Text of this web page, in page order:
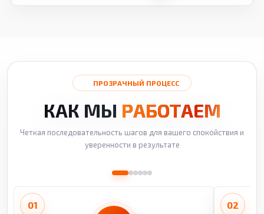
ПРОЗРАЧНЫЙ ПРОЦЕСС
КАК МЫ РАБОТАЕМ
Четкая последовательность шагов для вашего спокойствия и
уверенности в результате
01 02